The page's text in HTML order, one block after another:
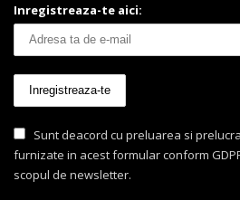
Inregistreaza-te aici:
Sunt deacord cu preluarea si
furnizate in acest formular conform
scopul de newsletter.